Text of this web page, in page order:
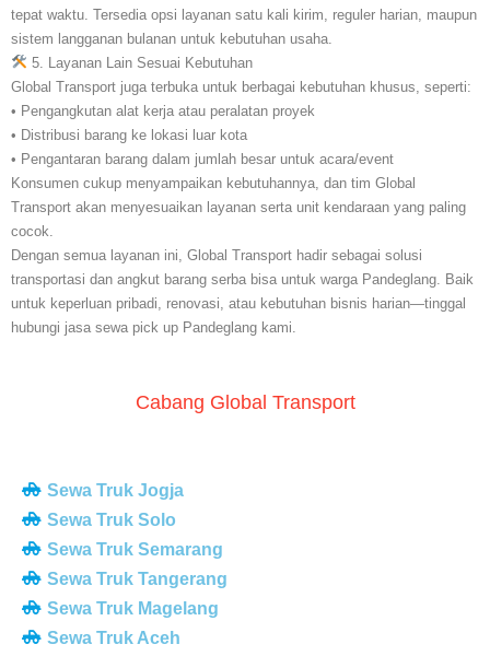
tepat waktu. Tersedia opsi layanan satu kali kirim, reguler harian, maupun
sistem langganan bulanan untuk kebutuhan usaha.
5. Layanan Lain Sesuai Kebutuhan
Global Transport juga terbuka untuk berbagai kebutuhan khusus, seperti:
• Pengangkutan alat kerja atau peralatan proyek
• Distribusi barang ke lokasi luar kota
• Pengantaran barang dalam jumlah besar untuk acara/event
Konsumen cukup menyampaikan kebutuhannya, dan tim Global
Transport akan menyesuaikan layanan serta unit kendaraan yang paling
cocok.
Dengan semua layanan ini, Global Transport hadir sebagai solusi
transportasi dan angkut barang serba bisa untuk warga Pandeglang. Baik
untuk keperluan pribadi, renovasi, atau kebutuhan bisnis harian—tinggal
hubungi jasa sewa pick up Pandeglang kami.
Cabang Global Transport
Sewa Truk Jogja
Sewa Truk Solo
Sewa Truk Semarang
Sewa Truk Tangerang
Sewa Truk Magelang
Sewa Truk Aceh